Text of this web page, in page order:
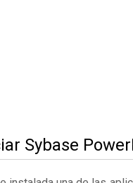
Sybase